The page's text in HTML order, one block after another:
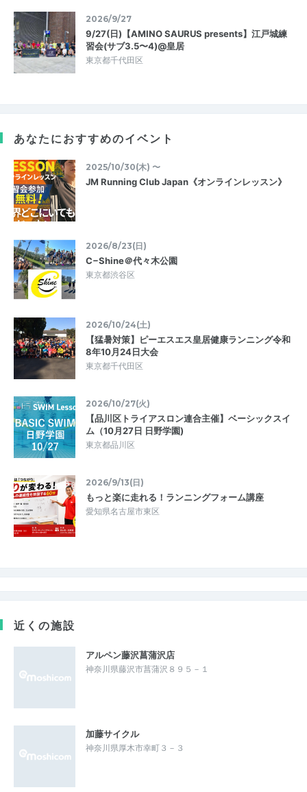
2026/9/27
9/27(日)【AMINO SAURUS presents】江戸城練
習会(サブ3.5〜4)@皇居
東京都千代田区
あなたにおすすめのイベント
2025/10/30(木) 〜
JM Running Club Japan《オンラインレッスン》
2026/8/23(日)
C−Shine＠代々木公園
東京都渋谷区
2026/10/24(土)
【猛暑対策】ピーエスエス皇居健康ランニング令和
8年10月24日大会
東京都千代田区
2026/10/27(火)
【品川区トライアスロン連合主催】ベーシックスイ
ム（10月27日 日野学園)
東京都品川区
2026/9/13(日)
もっと楽に走れる！ランニングフォーム講座
愛知県名古屋市東区
近くの施設
アルペン藤沢菖蒲沢店
神奈川県藤沢市菖蒲沢８９５－１
加藤サイクル
神奈川県厚木市幸町３－３